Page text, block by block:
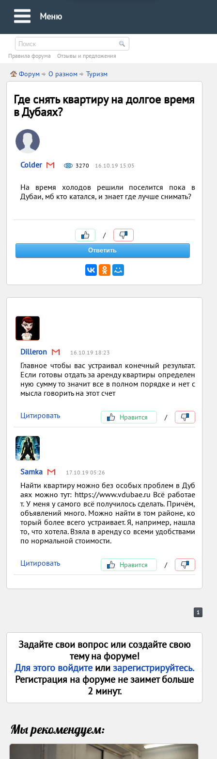
Меню
Правила форума Oтзывы и предложения
Форум О разном Туризм
Где снять квартиру на долгое время
в Дубаях?
Colder 3270 16.10.19 15:05
На время холодов решили поселится пока в
Дубаи, мб кто катался, и знает где лучше снимать?
/
Dilleron 16.10.19 18:23
Главное чтобы вас устраивал конечный результат.
Если готовы отдать за аренду квартиры определен
ную сумму то значит все в полном порядке и нет с
мысла говорить на этот счет
Цитировать Нравится /
Samka 17.10.19 05:26
Найти квартиру можно без особых проблем в Дуб
аях можно тут: https://www.vdubae.ru Всё работае
т. У меня у самого всё получилось сделать. Причём,
объявлений много. Можно найти в том районе, ко
торый более всего устраивает. Я, например, нашла
то, что хотела. Взяла в аренду со всеми удобствами
по нормальной стоимости.
Цитировать Нравится /
1
Задайте свои вопрос или создайте свою
тему на форуме!
Для этого войдите илизарегистрируйтесь.
Регистрация на форуме не заимет больше
2 минут.
Мы рекомендуем: